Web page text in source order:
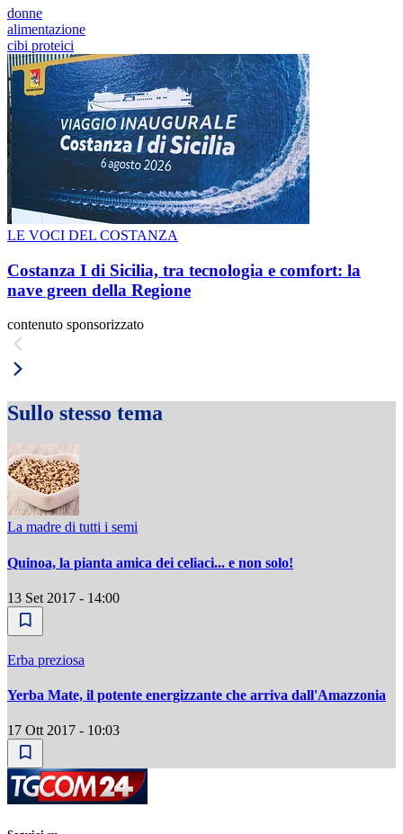
donne
alimentazione
cibi proteici
LE VOCI DEL COSTANZA
Costanza I di Sicilia, tra tecnologia e comfort: la
nave green della Regione
contenuto sponsorizzato
Sullo stesso tema
La madre di tutti i semi
Quinoa, la pianta amica dei celiaci... e non solo!
13 Set 2017 - 14:00
Erba preziosa
Yerba Mate, il potente energizzante che arriva dall'Amazzonia
17 Ott 2017 - 10:03